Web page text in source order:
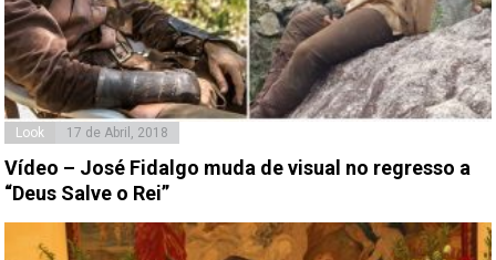
Look 17 de Abril, 2018
Vídeo – José Fidalgo muda de visual no regresso a
“Deus Salve o Rei”